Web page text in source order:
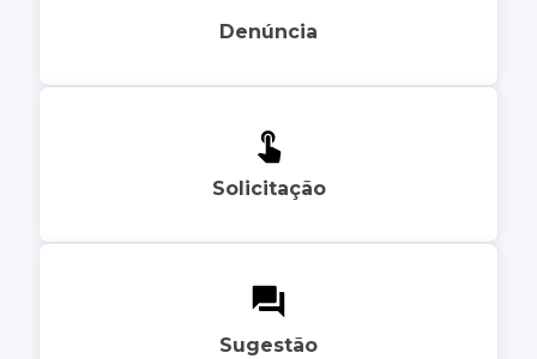
Denúncia
Solicitação
Sugestão